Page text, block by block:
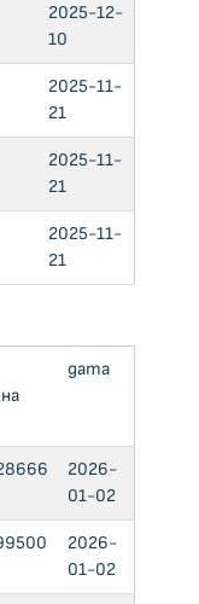
2025-12-
10
2025-11-
21
2025-11-
21
2025-11-
21
дата
2026-
01-02
2026-
01-02